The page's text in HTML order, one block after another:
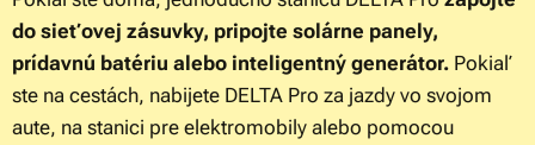
do sieťovej zásuvky, pripojte solárne panely,
prídavnú batériu alebo inteligentný generátor. Pokiaľ
ste na cestách, nabijete DELTA Pro za jazdy vo svojom
aute, na stanici pre elektromobily alebo pomocou